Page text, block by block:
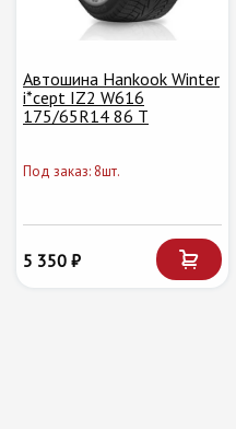
Автошина Hankook Winter
i*cept IZ2 W616
175/65R14 86 T
Под заказ: 8шт.
5 350 ₽